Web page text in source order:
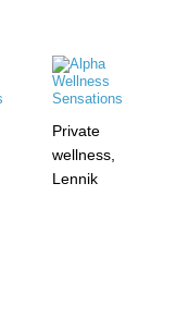
Private
wellness,
Lennik